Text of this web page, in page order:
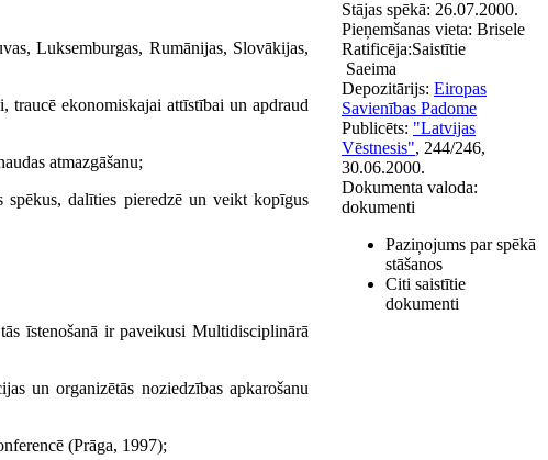
Luksemburgas, Rumānijas, Slovākijas,
traucē ekonomiskajai attīstībai un apdraud
atmazgāšanu;
spēkus, dalīties pieredzē un veikt kopīgus
īstenošanā ir paveikusi Multidisciplinārā
un organizētās noziedzības apkarošanu
(Prāga, 1997);
Stājas spēkā: 26.07.2000.
Pieņemšanas vieta: Brisele
Ratificēja:
Saeima
Depozitārijs: Eiropas
Savienības Padome
Publicēts: "Latvijas
Vēstnesis", 244/246,
30.06.2000.
Dokumenta valoda:
Saistītie
dokumenti
Paziņojums par spēkā
stāšanos
Citi saistītie
dokumenti